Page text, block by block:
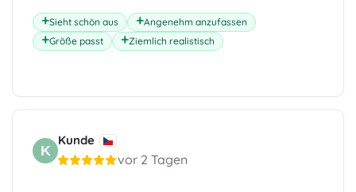
Sieht schön aus
Angenehm anzufassen
Größe passt
Ziemlich realistisch
K
Kunde
vor 2 Tagen